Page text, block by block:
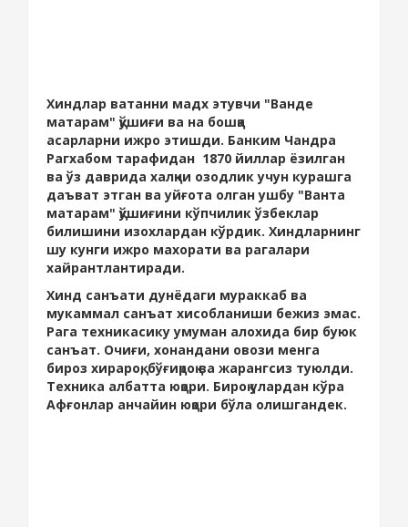
Хиндлар ватанни мадх этувчи "Ванде
матарам" қўшиғи ва на бошқа
асарларни ижро этишди. Банким Чандра
Рагхабом тарафидан 1870 йиллар ёзилган
ва ўз даврида халқни озодлик учун курашга
даъват этган ва уйғота олган ушбу "Ванта
матарам" қўшиғини кўпчилик ўзбеклар
билишини изохлардан кўрдик. Хиндларнинг
шу кунги ижро махорати ва рагалари
хайрантлантиради.
Хинд санъати дунёдаги мураккаб ва
мукаммал санъат хисобланиши бежиз эмас.
Рага техникасику умуман алохида бир буюк
санъат. Очиғи, хонандани овози менга
бироз хирароқ, бўғиқроқ ва жарангсиз туюлди.
Техника албатта юқори. Бироқ улардан кўра
Афғонлар анчайин юқори бўла олишгандек.